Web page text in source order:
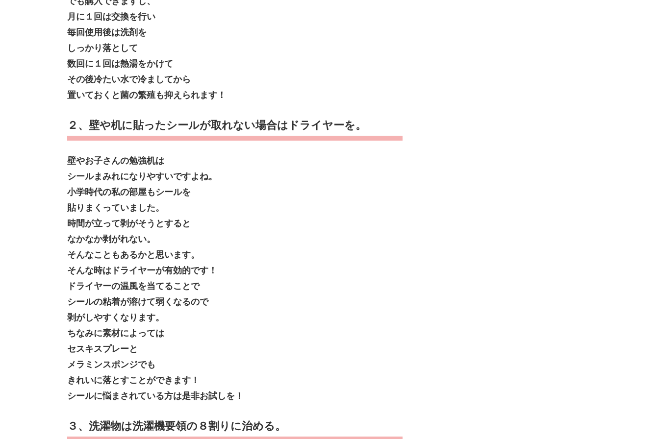
月に１回は交換を行い
毎回使用後は洗剤を
しっかり落として
数回に１回は熱湯をかけて
その後冷たい水で冷ましてから
置いておくと菌の繁殖も抑えられます！
２、壁や机に貼ったシールが取れない場合はドライヤーを。
壁やお子さんの勉強机は
シールまみれになりやすいですよね。
小学時代の私の部屋もシールを
貼りまくっていました。
時間が立って剥がそうとすると
なかなか剥がれない。
そんなこともあるかと思います。
そんな時はドライヤーが有効的です！
ドライヤーの温風を当てることで
シールの粘着が溶けて弱くなるので
剥がしやすくなります。
ちなみに素材によっては
セスキスプレーと
メラミンスポンジでも
きれいに落とすことができます！
シールに悩まされている方は是非お試しを！
３、洗濯物は洗濯機要領の８割りに治める。